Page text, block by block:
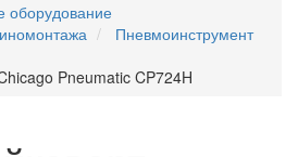
оборудование
Пневмоинструмент
Pneumatic CP724H